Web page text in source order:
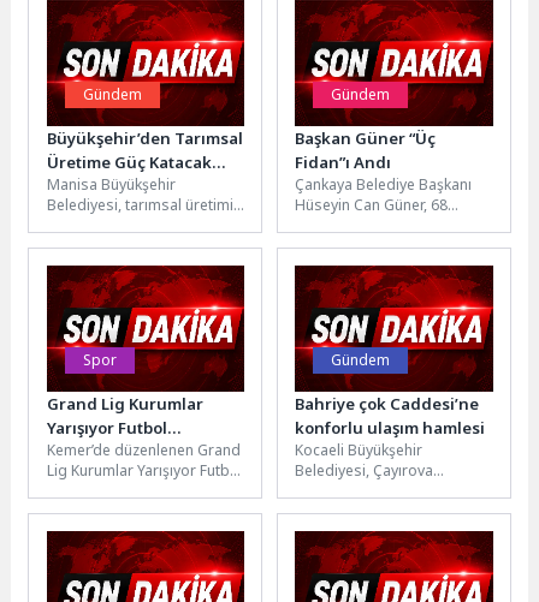
Gündem
Büyükşehir’den Tarımsal
Üretime Güç Katacak
Destek Programı
Manisa Büyükşehir
Belediyesi, tarımsal üretimi
olmak amacıyla yeni bir hibe
programı...
Gündem
Başkan Güner “Üç
Fidan”ı Andı
Çankaya Belediye Başkanı
Hüseyin Can Güner, 68
Deniz Gezmiş, Yusuf Aslan
ve...
Spor
Grand Lig Kurumlar
Yarışıyor Futbol
Turnuvası’nı “Dostluk”
kazandı
Kemer’de düzenlenen Grand
Lig Kurumlar Yarışıyor Futbol
Turnuvanın final
müsabakasında Kemer
Belediyesi...
Gündem
Bahriye çok Caddesi’ne
konforlu ulaşım hamlesi
Kocaeli Büyükşehir
Belediyesi, Çayırova
artırmak ve vatandaşların
daha güvenli, konforlu
seyahat edebilmesini...